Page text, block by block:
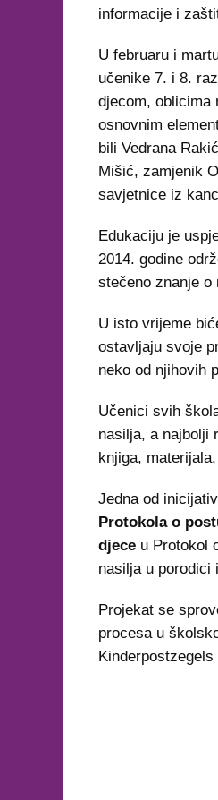
informacije i
U februaru i
učenike 7. i 8.
djecom, oblicima
osnovnim
bili Vedrana
Mišić, zamjenik
savjetnice iz
Edukaciju je
2014. godine
stečeno znanje
U isto vrijeme
ostavljaju svoje
neko od njihovih
Učenici svih
nasilja, a najbolji
knjiga,
Jedna od
Protokola o
djece u Protokol
nasilja u porodici
Projekat se
procesa u